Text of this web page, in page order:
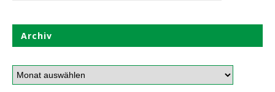
Archiv